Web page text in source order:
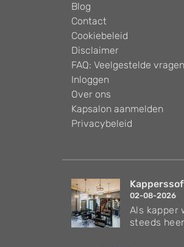
Blog
Contact
Cookiebeleid
Disclaimer
FAQ: Veelgestelde vragen
Inloggen
Over ons
Kapsalon aanmelden
Privacybeleid
02-08-2026
Als kapper
steeds